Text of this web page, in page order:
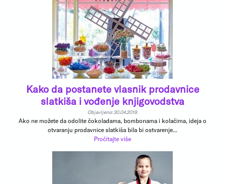
Kako da postanete vlasnik prodavnice
slatkiša i vođenje knjigovodstva
Objavljeno: 30.04.2019.
Ako ne možete da odolite čokoladama, bombonama i kolačima, ideja o
otvaranju prodavnice slatkiša bila bi ostvarenje...
Pročitajte više